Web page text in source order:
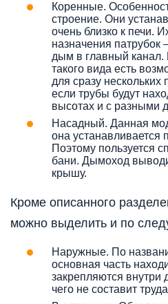
Коренные.
строение. Они
очень близко к печи.
назначения
дым в главный канал.
такого вида есть
для сразу нескольких
если трубы будут
высотах и с разными
Насадный. Данная
она устанавливается
Поэтому пользуется
бани. Дымоход
крышу.
Кроме описанного
можно выделить и по
Наружные. По
основная часть
закрепляются внутри
чего не составит